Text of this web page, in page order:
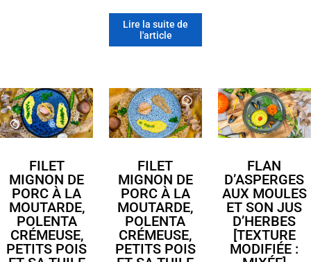
Lire la suite de
l'article
FILET
MIGNON DE
PORC À LA
MOUTARDE,
POLENTA
CRÉMEUSE,
PETITS POIS
FILET
MIGNON DE
PORC À LA
MOUTARDE,
POLENTA
CRÉMEUSE,
PETITS POIS
FLAN
D’ASPERGES
AUX MOULES
ET SON JUS
D’HERBES
[TEXTURE
MODIFIÉE :